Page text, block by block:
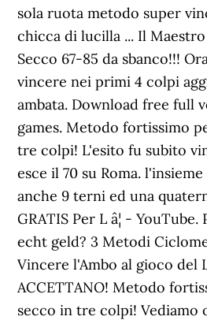
sola ruota metodo super
chicca di lucilla ... Il
Secco 67-85 da sbanco!!!
vincere nei primi 4 colpi
ambata. Download free full
games. Metodo fortissimo
tre colpi! L'esito fu subito
esce il 70 su Roma.
anche 9 terni ed una
GRATIS Per L â¦ -
echt geld? 3 Metodi
Vincere l'Ambo al gioco del
ACCETTANO! Metodo
secco in tre colpi! Vediamo